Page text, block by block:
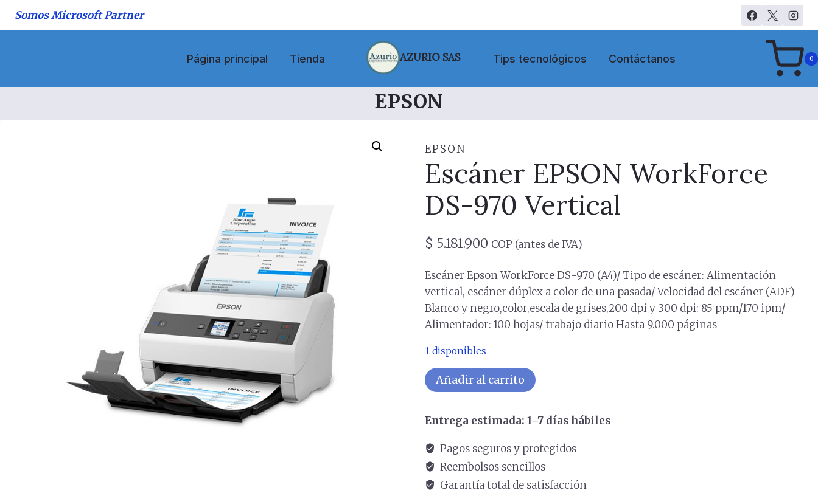
Somos Microsoft Partner
Página principal Tienda AZURIO SAS Tips tecnológicos Contáctanos 0
EPSON
EPSON
Escáner EPSON WorkForce
DS-970 Vertical
$ 5.181.900 COP (antes de IVA)
Escáner Epson WorkForce DS-970 (A4)/ Tipo de escáner: Alimentación
vertical, escáner dúplex a color de una pasada/ Velocidad del escáner (ADF)
Blanco y negro,color,escala de grises,200 dpi y 300 dpi: 85 ppm/170 ipm/
Alimentador: 100 hojas/ trabajo diario Hasta 9.000 páginas
1 disponibles
Escáner
EPSON
DS-
970
Vertical
cantidad
Añadir al carrito
Entrega estimada: 1–7 días hábiles
Pagos seguros y protegidos
Reembolsos sencillos
Garantía total de satisfacción